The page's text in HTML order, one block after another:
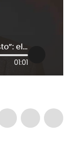
“Produce un poquito de susto”: el día que Alberto Casas Santamaría vio un OVNI
01:01